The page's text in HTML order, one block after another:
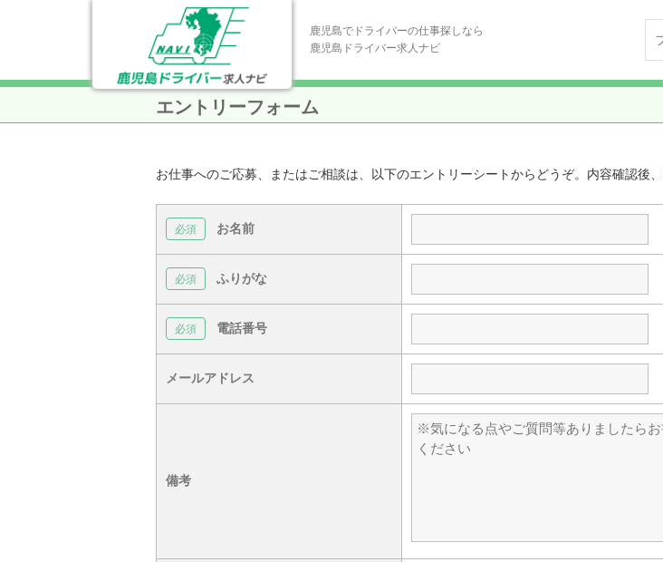
鹿児島でドライバーの仕事探しなら
鹿児島ドライバー求人ナビ
エントリーフォーム
お仕事へのご応募、またはご相談は、以下のエントリーシートからどうぞ。内容確認後
お名前
ふりがな
電話番号
メールアドレス
備考